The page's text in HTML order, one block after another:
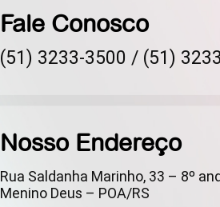
Fale Conosco
(51) 3233-3500 / (51)
Nosso Endereço
Rua Saldanha Marinho, 33 – 8º
Menino Deus – POA/RS